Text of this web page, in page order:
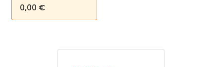
0,00 €